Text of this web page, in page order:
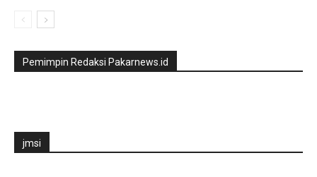
Pemimpin Redaksi Pakarnews.id
jmsi